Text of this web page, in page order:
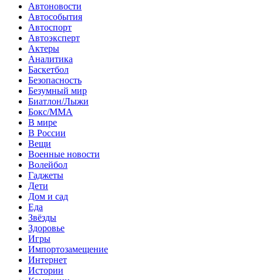
Автоновости
Автособытия
Автоспорт
Автоэксперт
Актеры
Аналитика
Баскетбол
Безопасность
Безумный мир
Биатлон/Лыжи
Бокс/MMA
В мире
В России
Вещи
Военные новости
Волейбол
Гаджеты
Дети
Дом и сад
Еда
Звёзды
Здоровье
Игры
Импортозамещение
Интернет
Истории